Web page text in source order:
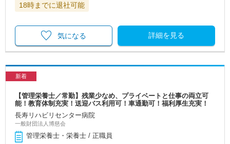
18時までに退社可能
詳細を見る
気になる
新着
【管理栄養士／常勤】残業少なめ、プライベートと仕事の両立可
能！教育体制充実！送迎バス利用可！車通勤可！福利厚生充実！
長寿リハビリセンター病院
一般財団法人博慈会
管理栄養士・栄養士 / 正職員